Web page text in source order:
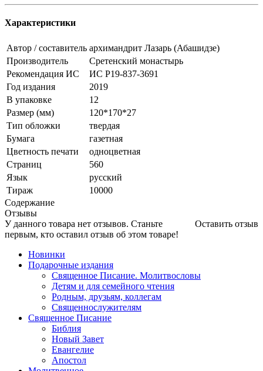
Характеристики
Автор / составитель архимандрит Лазарь (Абашидзе)
Производитель
Сретенский монастырь
Рекомендация ИС
ИС Р19-837-3691
Год издания
2019
В упаковке
12
Размер (мм)
120*170*27
Тип обложки
твердая
Бумага
газетная
Цветность печати
одноцветная
Страниц
560
Язык
русский
Тираж
10000
Содержание
Отзывы
Оставить отзыв
У данного товара нет отзывов. Станьте
первым, кто оставил отзыв об этом товаре!
Новинки
Подарочные издания
Священное Писание. Молитвословы
Детям и для семейного чтения
Родным, друзьям, коллегам
Священнослужителям
Священное Писание
Библия
Новый Завет
Евангелие
Апостол